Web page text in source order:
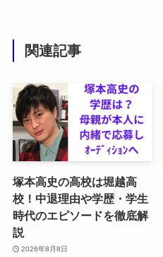
関連記事
塚本高史の高校は堀越高
校！中退理由や学歴・学生
時代のエピソードを徹底解
説
2026年8月8日